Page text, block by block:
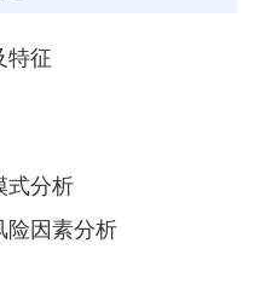
特征
式分析
险因素分析